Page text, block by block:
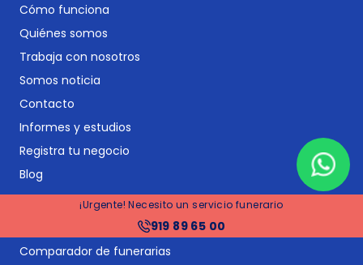
¡Urgente! Necesito un servicio funerario
919 89 65 00
Cómo funciona
Quiénes somos
Trabaja con nosotros
Somos noticia
Contacto
Informes y estudios
Registra tu negocio
Blog
Servicios principales
Comparador de funerarias